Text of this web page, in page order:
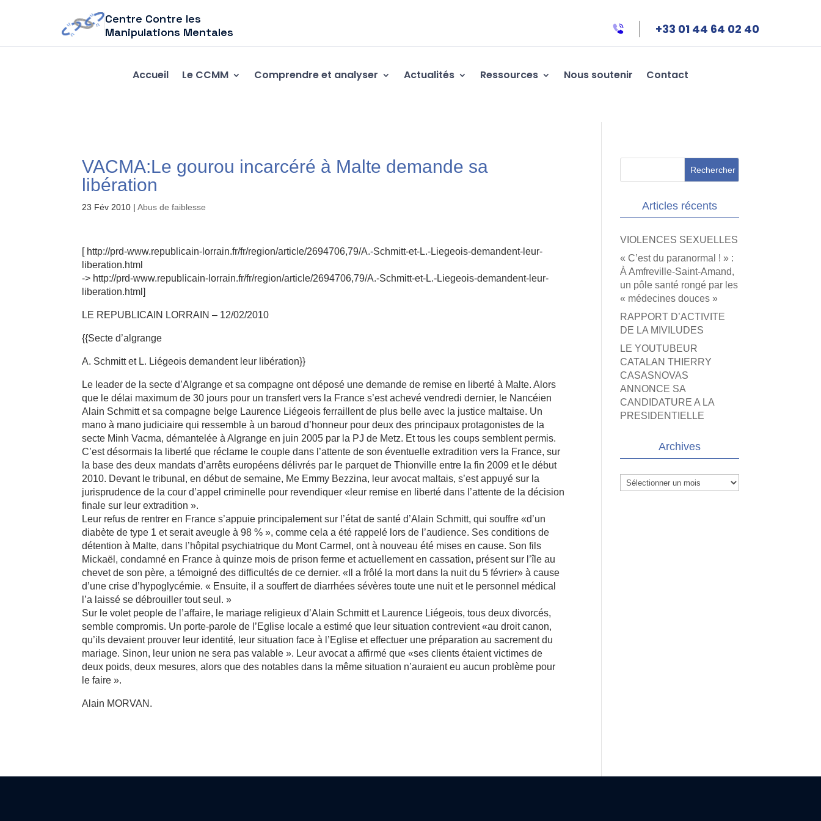
Centre Contre les
Manipulations Mentales
+33 01 44 64 02 40
Accueil Le CCMM Comprendre et analyser Actualités Ressources Nous soutenir Contact
VACMA:Le gourou incarcéré à Malte demande sa
23 Fév 2010 |Abus de faiblesse
[ http://prd-www.republicain-lorrain.fr/fr/region/article/2694706,79/A.-Schmitt-et-L.-Liegeois-demandent-leur-
liberation.html
-> http://prd-www.republicain-lorrain.fr/fr/region/article/2694706,79/A.-Schmitt-et-L.-Liegeois-demandent-leur-
liberation.html]
LE REPUBLICAIN LORRAIN – 12/02/2010
{{Secte d’algrange
A. Schmitt et L. Liégeois demandent leur libération}}
Le leader de la secte d’Algrange et sa compagne ont déposé une demande de remise en liberté à Malte. Alors
que le délai maximum de 30 jours pour un transfert vers la France s’est achevé vendredi dernier, le Nancéien
Alain Schmitt et sa compagne belge Laurence Liégeois ferraillent de plus belle avec la justice maltaise. Un
mano à mano judiciaire qui ressemble à un baroud d’honneur pour deux des principaux protagonistes de la
secte Minh Vacma, démantelée à Algrange en juin 2005 par la PJ de Metz. Et tous les coups semblent permis.
C’est désormais la liberté que réclame le couple dans l’attente de son éventuelle extradition vers la France, sur
la base des deux mandats d’arrêts européens délivrés par le parquet de Thionville entre la fin 2009 et le début
2010. Devant le tribunal, en début de semaine, Me Emmy Bezzina, leur avocat maltais, s’est appuyé sur la
jurisprudence de la cour d’appel criminelle pour revendiquer «leur remise en liberté dans l’attente de la décision
finale sur leur extradition ».
Leur refus de rentrer en France s’appuie principalement sur l’état de santé d’Alain Schmitt, qui souffre «d’un
diabète de type 1 et serait aveugle à 98 % », comme cela a été rappelé lors de l’audience. Ses conditions de
détention à Malte, dans l’hôpital psychiatrique du Mont Carmel, ont à nouveau été mises en cause. Son fils
Mickaël, condamné en France à quinze mois de prison ferme et actuellement en cassation, présent sur l’île au
chevet de son père, a témoigné des difficultés de ce dernier. «Il a frôlé la mort dans la nuit du 5 février» à cause
d’une crise d’hypoglycémie. « Ensuite, il a souffert de diarrhées sévères toute une nuit et le personnel médical
l’a laissé se débrouiller tout seul. »
Sur le volet people de l’affaire, le mariage religieux d’Alain Schmitt et Laurence Liégeois, tous deux divorcés,
semble compromis. Un porte-parole de l’Eglise locale a estimé que leur situation contrevient «au droit canon,
qu’ils devaient prouver leur identité, leur situation face à l’Eglise et effectuer une préparation au sacrement du
mariage. Sinon, leur union ne sera pas valable ». Leur avocat a affirmé que «ses clients étaient victimes de
deux poids, deux mesures, alors que des notables dans la même situation n’auraient eu aucun problème pour
le faire ».
Alain MORVAN.
Articles récents
VIOLENCES SEXUELLES
« C’est du paranormal ! » :
À Amfreville-Saint-Amand,
un pôle santé rongé par les
« médecines douces »
RAPPORT D’ACTIVITE
DE LA MIVILUDES
LE YOUTUBEUR
CATALAN THIERRY
CASASNOVAS
ANNONCE SA
CANDIDATURE A LA
PRESIDENTIELLE
Archives
Archives